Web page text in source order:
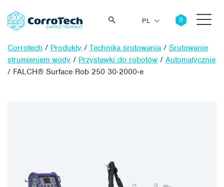
PL
Corrotech / Produkty / Technika śrutowania / Śrutowanie
strumieniem wody / Przystawki do robotów / Automatycznie
/ FALCH® Surface Rob 250 30-2000-e